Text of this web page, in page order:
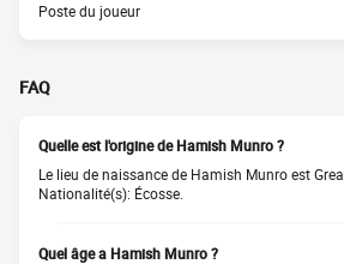
Poste du joueur
FAQ
Quelle est l'origine de Hamish Munro ?
Le lieu de naissance de Hamish Munro est
Nationalité(s): Écosse.
Quel âge a Hamish Munro ?